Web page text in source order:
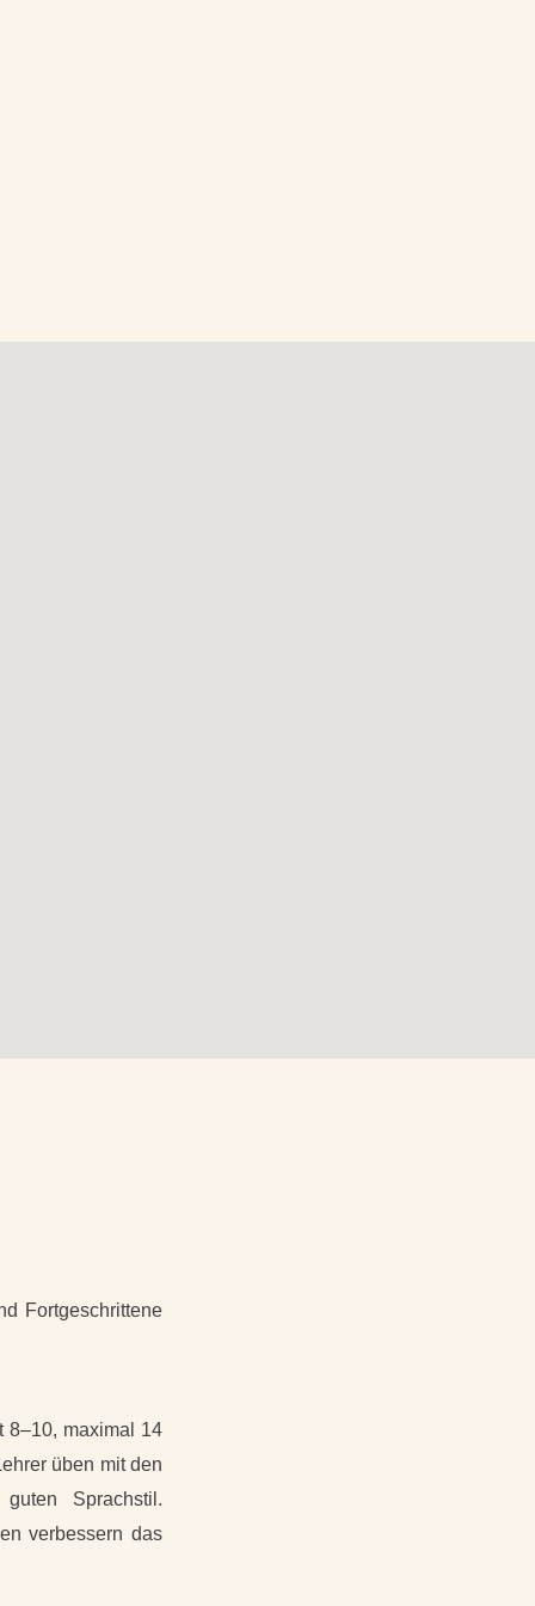
Fortgeschrittene
8–10, maximal 14
üben mit den
Sprachstil.
verbessern das